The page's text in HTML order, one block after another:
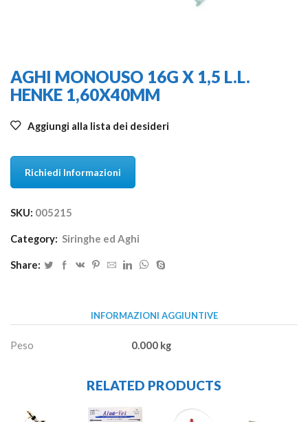
AGHI MONOUSO 16G X 1,5 L.L.
HENKE 1,60X40MM
Aggiungi alla lista dei desideri
Richiedi Informazioni
SKU: 005215
Category: Siringhe ed Aghi
Share:
INFORMAZIONI AGGIUNTIVE
Peso 0.000 kg
RELATED PRODUCTS